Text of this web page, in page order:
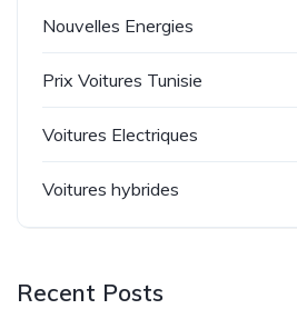
Nouvelles Energies
Prix Voitures Tunisie
Voitures Electriques
Voitures hybrides
Recent Posts